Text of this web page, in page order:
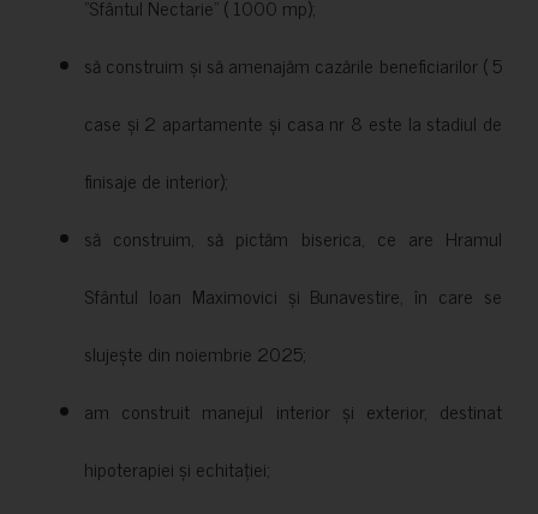
”Sfântul Nectarie” ( 1000 mp);
să construim și să amenajăm cazările beneficiarilor ( 5
case și 2 apartamente și casa nr 8 este la stadiul de
finisaje de interior);
să construim, să pictăm biserica, ce are Hramul
Sfântul Ioan Maximovici și Bunavestire, în care se
slujește din noiembrie 2025;
am construit manejul interior și exterior, destinat
hipoterapiei și echitației;